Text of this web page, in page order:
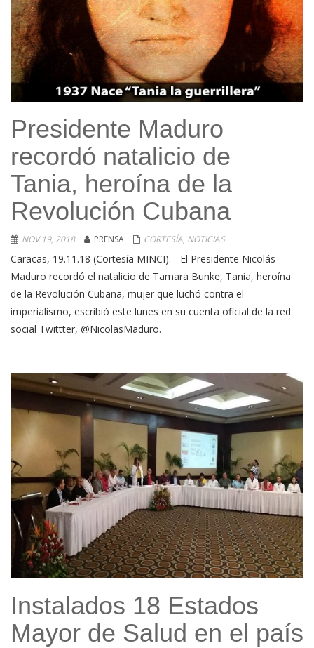
Presidente Maduro
recordó natalicio de
Tania, heroína de la
Revolución Cubana
NOV 19, 2018 PRENSA CORTESÍA, NOTICIAS
Caracas, 19.11.18 (Cortesía MINCI).- El Presidente Nicolás
Maduro recordó el natalicio de Tamara Bunke, Tania, heroína
de la Revolución Cubana, mujer que luchó contra el
imperialismo, escribió este lunes en su cuenta oficial de la red
social Twittter, @NicolasMaduro.
Instalados 18 Estados
Mayor de Salud en el país